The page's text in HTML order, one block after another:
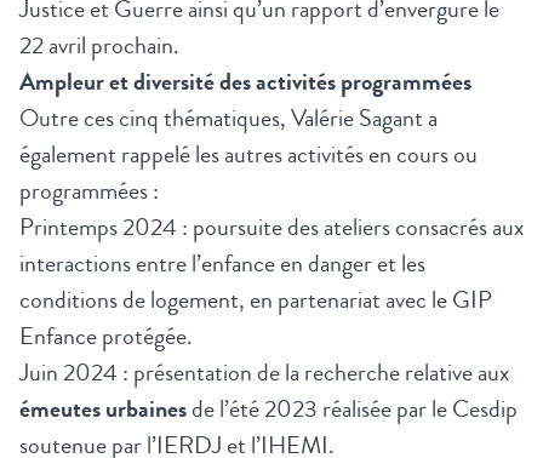
Justice et Guerre ainsi qu’un rapport d’envergure le
22 avril prochain.
Ampleur et diversité des activités programmées
Outre ces cinq thématiques, Valérie Sagant a
également rappelé les autres activités en cours ou
programmées :
Printemps 2024 : poursuite desateliers consacrés aux
interactions entre l’enfance en danger et les
conditions de logement, en partenariat avec le GIP
Enfance protégée.
Juin 2024 : présentation de la recherche relative aux
émeutes urbainesde l’été 2023 réalisée par le Cesdip
soutenue par l’IERDJ et l’IHEMI.